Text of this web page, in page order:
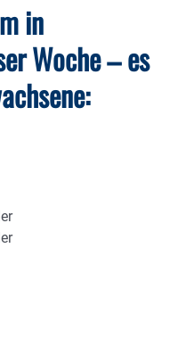
in
Woche – es